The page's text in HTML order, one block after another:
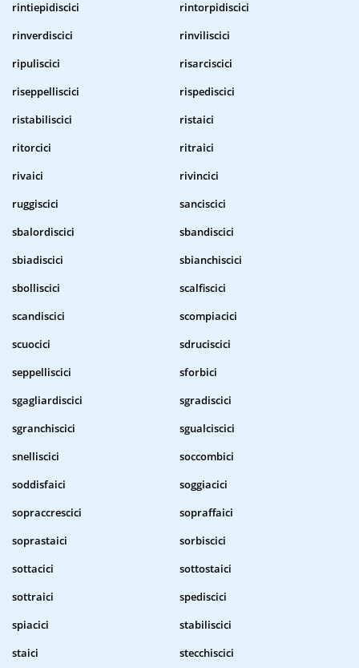
rintiepidiscici
rintorpidiscici
rinverdiscici
rinviliscici
ripuliscici
risarciscici
riseppelliscici
rispediscici
ristabiliscici
ristaici
ritorcici
ritraici
rivaici
rivincici
ruggiscici
sanciscici
sbalordiscici
sbandiscici
sbiadiscici
sbianchiscici
sbolliscici
scalfiscici
scandiscici
scompiacici
scuocici
sdruciscici
seppelliscici
sforbici
sgagliardiscici
sgradiscici
sgranchiscici
sgualciscici
snelliscici
soccombici
soddisfaici
soggiacici
sopraccrescici
sopraffaici
soprastaici
sorbiscici
sottacici
sottostaici
sottraici
spediscici
spiacici
stabiliscici
staici
stecchiscici